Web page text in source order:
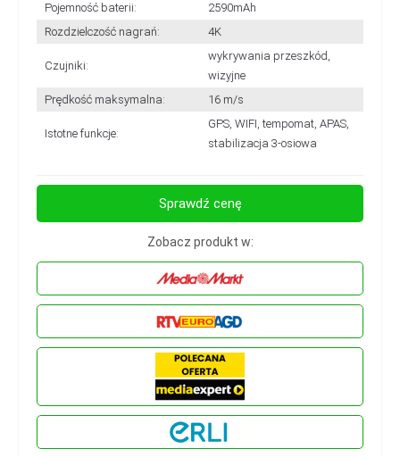
Pojemność baterii:
2590mAh
Rozdzielczość nagrań:
4K
Czujniki:
wykrywania przeszkód,
wizyjne
Prędkość maksymalna:
16 m/s
Istotne funkcje:
GPS, WIFI, tempomat, APAS,
stabilizacja 3-osiowa
Sprawdź cenę
Zobacz produkt w: